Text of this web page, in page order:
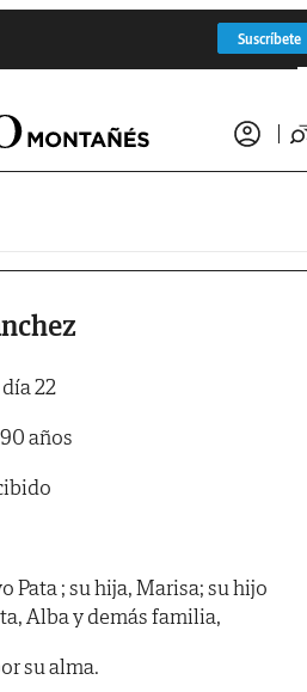
Suscríbete
22
años
Pata ; su hija, Marisa; su hijo
Alba y demás familia,
su alma.